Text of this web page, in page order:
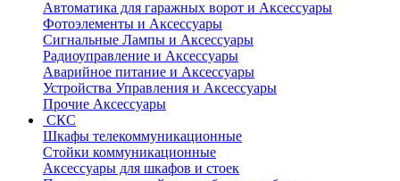
Автоматика для гаражных ворот и Аксессуары
Фотоэлементы и Аксессуары
Сигнальные Лампы и Аксессуары
Радиоуправление и Аксессуары
Аварийное питание и Аксессуары
Устройства Управления и Аксессуары
Прочие Аксессуары
СКС
Шкафы телекоммуникационные
Стойки коммуникационные
Аксессуары для шкафов и стоек